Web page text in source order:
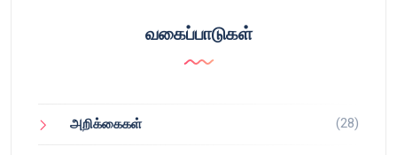
வகைப்பாடுகள்
அறிக்கைகள் (28)